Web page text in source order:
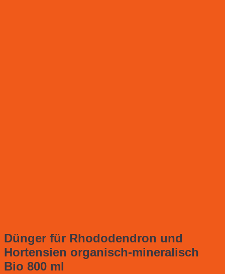
Dünger für Rhododendron und
Hortensien organisch-mineralisch
Bio 800 ml